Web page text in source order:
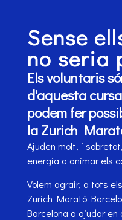
Sense
no seria
Els voluntaris
d'aquesta
podem fer
la Zurich
Ajuden molt, i
energia a animar els
Volem agrair, a tots
Zurich Marató
Barcelona a ajudar en